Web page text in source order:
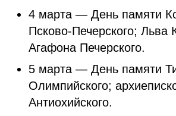
4 марта — День памяти
Псково-Печерского; Льва
Агафона Печерского.
5 марта — День памяти
Олимпийского;
Антиохийского.